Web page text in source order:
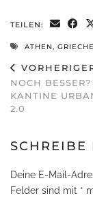
TEILEN:
ATHEN,
NOCH
KANTINE
2.0
SCHREIBE
Deine E-Mail-
Felder sind mit *